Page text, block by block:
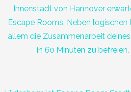
Innenstadt von Hannover
Escape Rooms. Neben
allem die Zusammenarbeit
in 60 Minuten zu